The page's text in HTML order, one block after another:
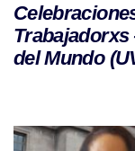
del Mundo